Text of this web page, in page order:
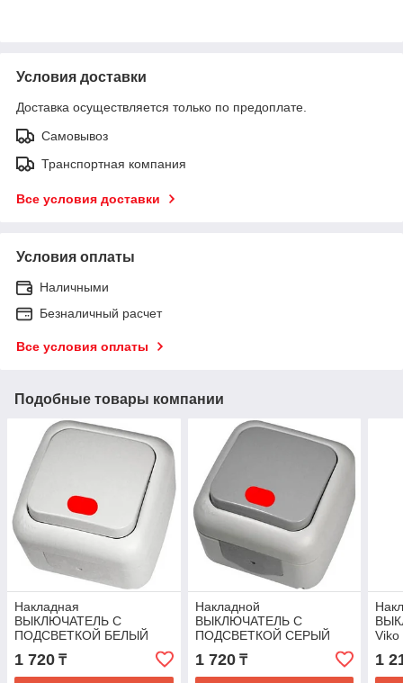
Условия доставки
Доставка осуществляется только по предоплате.
Самовывоз
Транспортная компания
Все условия доставки
Условия оплаты
Наличными
Безналичный расчет
Все условия оплаты
Подобные товары компании
Накладная
ВЫКЛЮЧАТЕЛЬ С
ПОДСВЕТКОЙ БЕЛЫЙ
Viko Palmiye
1 720 ₸
Накладной
ВЫКЛЮЧАТЕЛЬ С
ПОДСВЕТКОЙ СЕРЫЙ
Viko Palmiye
1 720₸
Viko
1